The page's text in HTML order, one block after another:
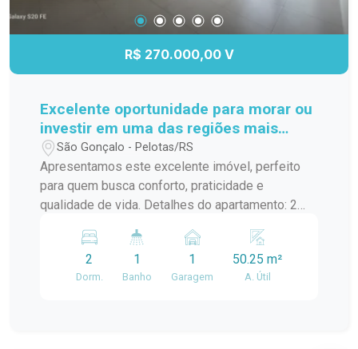
R$ 270.000,00 V
Excelente oportunidade para morar ou
investir em uma das regiões mais
valorizadas da cidade!
São Gonçalo - Pelotas/RS
Apresentamos este excelente imóvel, perfeito
para quem busca conforto, praticidade e
qualidade de vida. Detalhes do apartamento: 2
integrada Sacada com churrasqueira
Infraestrutura do condomínio: Piscinas Salão de
festas Academia Espaço gourmet Play Garden
2
Dorm.
1
Banho
1
Garagem
50.25 m²
A. Útil